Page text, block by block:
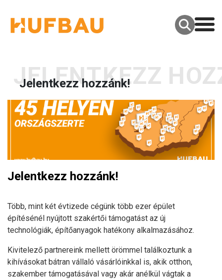
Jelentkezz hozzánk!
Jelentkezz hozzánk!
Több, mint két évtizede cégünk több ezer épület
építésénél nyújtott szakértői támogatást az új
technológiák, építőanyagok hatékony alkalmazásához.
Kivitelező partnereink mellett örömmel találkoztunk a
kihívásokat bátran vállaló vásárlóinkkal is, akik otthon,
szakember támogatásával vagy akár anélkül vágtak a